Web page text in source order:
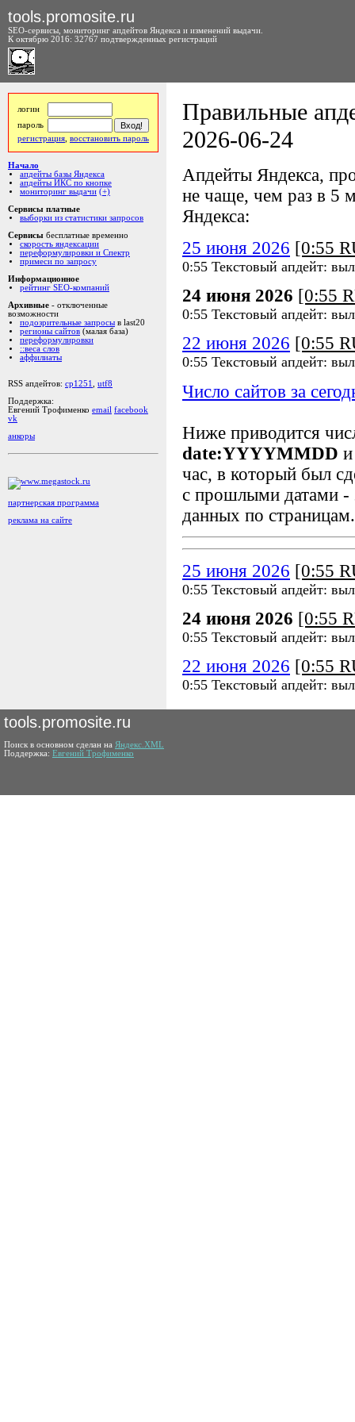
tools.promosite.ru
SEO-сервисы, мониторинг апдейтов Яндекса и изменений выдачи.
К октябрю 2016: 32767 подтвержденных регистраций
логин
пароль
регистрация восстановить пароль
Начало
апдейты базы Яндекса
апдейты ИКС по кнопке
мониторинг выдачи (+)
Сервисы платные
выборки из статистики запросов
Сервисы бесплатные временно
скорость яндексации
переформулировки и Спектр
примеси по запросу
Информационное
рейтинг SEO-компаний
Архивные - отключенные
возможности
подозрительные запросы в last20
регионы сайтов (малая база)
переформулировки
::веса слов
аффилиаты
RSS апдейтов: cp1251
utf8
Поддержка:
Евгений Трофименко email facebook
vk
анкоры
партнерская программа
реклама на сайте
Правильные
2026-06-24
Апдейты Яндекса,
не чаще, чем раз в 5
Яндекса:
25 июня 2026 [0:55
0:55 Текстовый апдейт:
24 июня 2026 [0:55
0:55 Текстовый апдейт:
22 июня 2026 [0:55
0:55 Текстовый апдейт:
Число сайтов за
Ниже приводится
date:YYYYMMDD
час, в который был
с прошлыми датами -
данных по страницам.
25 июня 2026 [0:55
0:55 Текстовый апдейт:
24 июня 2026 [0:55
0:55 Текстовый апдейт:
22 июня 2026 [0:55
0:55 Текстовый апдейт:
tools.promosite.ru
Поиск в основном сделан на Яндекс.XML
Поддержка: Евгений Трофименко